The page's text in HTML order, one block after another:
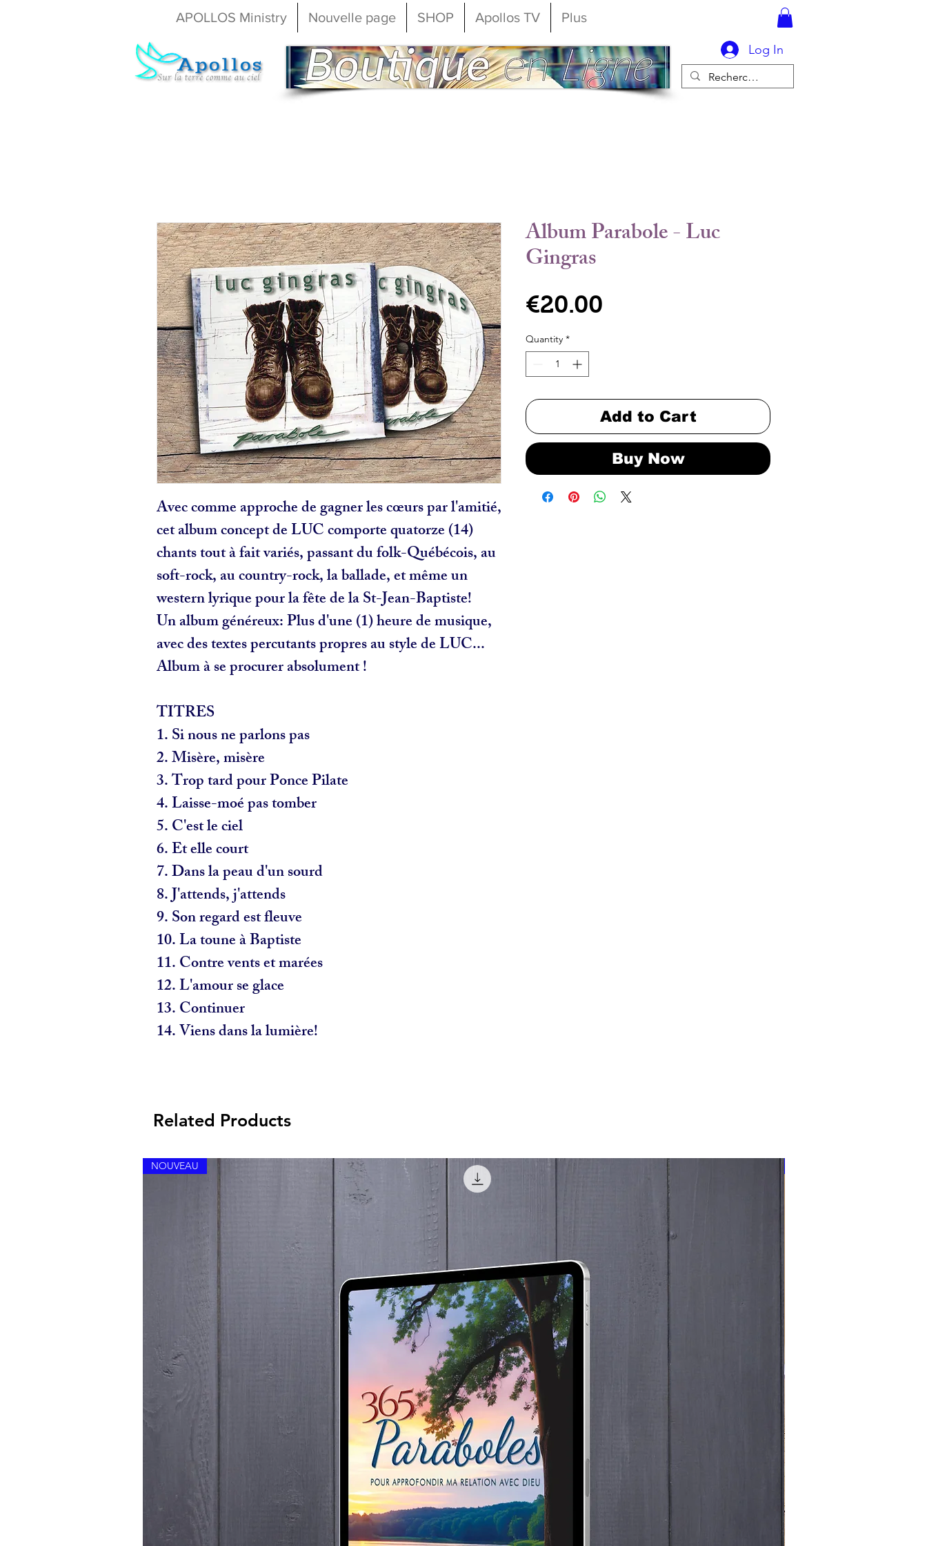
APOLLOS Ministry Nouvelle page SHOP Apollos TV Plus
Log In
Avec comme approche de gagner les cœurs par l'amitié,
cet album concept de LUC comporte quatorze (14)
chants tout à fait variés, passant du folk-Québécois, au
soft-rock, au country-rock, la ballade, et même un
western lyrique pour la fête de la St-Jean-Baptiste!
Un album généreux: Plus d'une (1) heure de musique,
avec des textes percutants propres au style de LUC...
Album à se procurer absolument !
TITRES
​1.Si nous ne parlons pas
2.Misère, misère
3.Trop tard pour Ponce Pilate
4.Laisse-moé pas tomber
5.C'est le ciel
6.Et elle court
7.Dans la peau d'un sourd
8.J'attends, j'attends
9.Son regard est fleuve
10.La toune à Baptiste
11. Contre vents et marées
12.L'amour se glace
13.Continuer
14.Viens dans la lumière!
Album Parabole - Luc
Gingras
€20.00
Quantity *
Add to Cart
Buy Now
Related Products
NOUVEAU